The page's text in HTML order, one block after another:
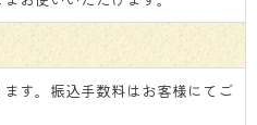
す。振込手数料はお客様にてご